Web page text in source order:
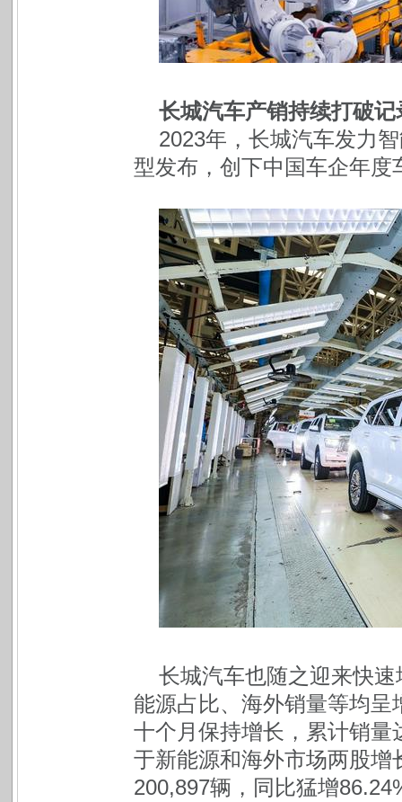
长城汽车产销持续打破
2023年，长城汽车发力
型发布，创下中国车企年度
长城汽车也随之迎来快
能源占比、海外销量等均
十个月保持增长，累计销量
于新能源和海外市场两股
200,897辆，同比猛增